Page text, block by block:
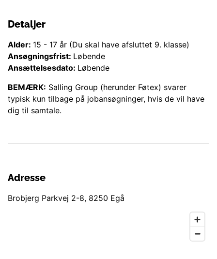
Detaljer
Alder: 15 - 17 år (Du skal have afsluttet 9. klasse)
Ansøgningsfrist: Løbende
Ansættelsesdato: Løbende
BEMÆRK: Salling Group (herunder Føtex) svarer
typisk kun tilbage på jobansøgninger, hvis de vil have
dig til samtale.
Adresse
Brobjerg Parkvej 2-8, 8250 Egå